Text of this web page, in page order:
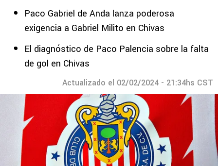
Paco Gabriel de Anda lanza poderosa
exigencia a Gabriel Milito en Chivas
El diagnóstico de Paco Palencia sobre la falta
de gol en Chivas
Actualizado el 02/02/2024 - 21:34hs CST